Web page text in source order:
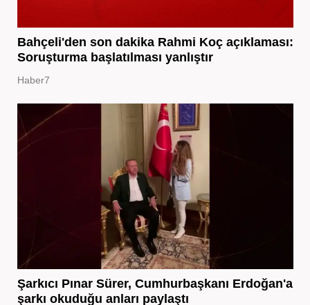
Bahçeli'den son dakika Rahmi Koç açıklaması:
Soruşturma başlatılması yanlıştır
Haber7
Şarkıcı Pınar Sürer, Cumhurbaşkanı Erdoğan'a
şarkı okuduğu anları paylaştı